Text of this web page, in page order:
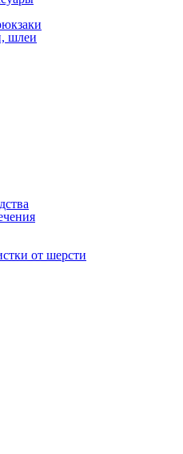
шлеи
от шерсти